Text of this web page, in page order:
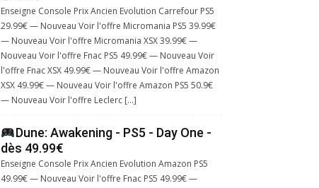
Enseigne Console Prix Ancien Evolution Carrefour PS5
29.99€ — Nouveau Voir l'offre Micromania PS5 39.99€
— Nouveau Voir l'offre Micromania XSX 39.99€ —
Nouveau Voir l'offre Fnac PS5 49.99€ — Nouveau Voir
l'offre Fnac XSX 49.99€ — Nouveau Voir l'offre Amazon
XSX 49.99€ — Nouveau Voir l'offre Amazon PS5 50.9€
— Nouveau Voir l'offre Leclerc […]
Dune: Awakening - PS5 - Day One -
dès 49.99€
Enseigne Console Prix Ancien Evolution Amazon PS5
49.99€ — Nouveau Voir l'offre Fnac PS5 49.99€ —